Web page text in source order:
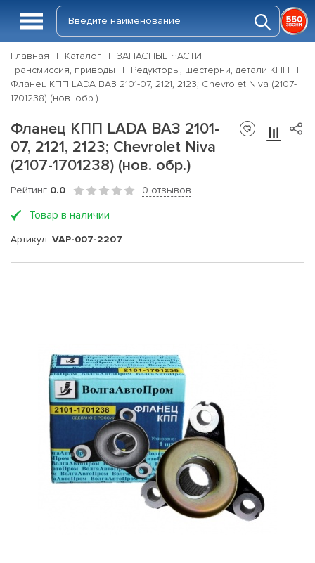
Главная Каталог
ЗАПАСНЫЕ ЧАСТИ
Трансмиссия, приводы
Редукторы, шестерни, детали КПП
Фланец КПП LADA ВАЗ 2101-07, 2121, 2123; Chevrolet Niva (2107-
1701238) (нов. обр.)
Фланец КПП LADA ВАЗ 2101-
07, 2121, 2123; Chevrolet Niva
(2107-1701238) (нов. обр.)
Рейтинг 0.0 0 отзывов
Товар в наличии
Артикул: VAP-007-2207